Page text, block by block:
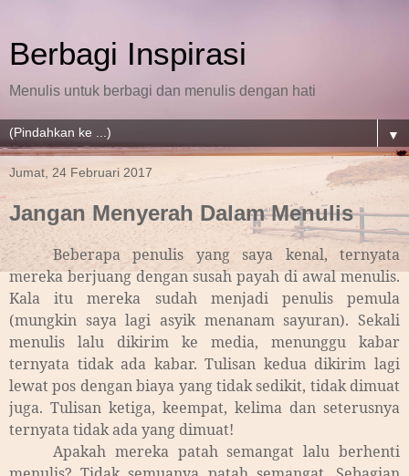
Berbagi Inspirasi
Menulis untuk berbagi dan menulis dengan hati
▼
Jumat, 24 Februari 2017
Jangan Menyerah Dalam Menulis
Beberapa penulis yang saya kenal, ternyata
mereka berjuang dengan susah payah di awal menulis.
Kala itu mereka sudah menjadi penulis pemula
(mungkin saya lagi asyik menanam sayuran). Sekali
menulis lalu dikirim ke media, menunggu kabar
ternyata tidak ada kabar. Tulisan kedua dikirim lagi
lewat pos dengan biaya yang tidak sedikit, tidak dimuat
juga. Tulisan ketiga, keempat, kelima dan seterusnya
ternyata tidak ada yang dimuat!
Apakah mereka patah semangat lalu berhenti